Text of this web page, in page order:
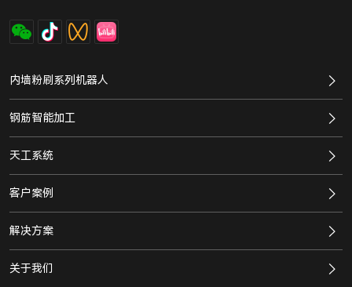
内墙粉刷系列机器人
钢筋智能加工
天工系统
客户案例
解决方案
关于我们